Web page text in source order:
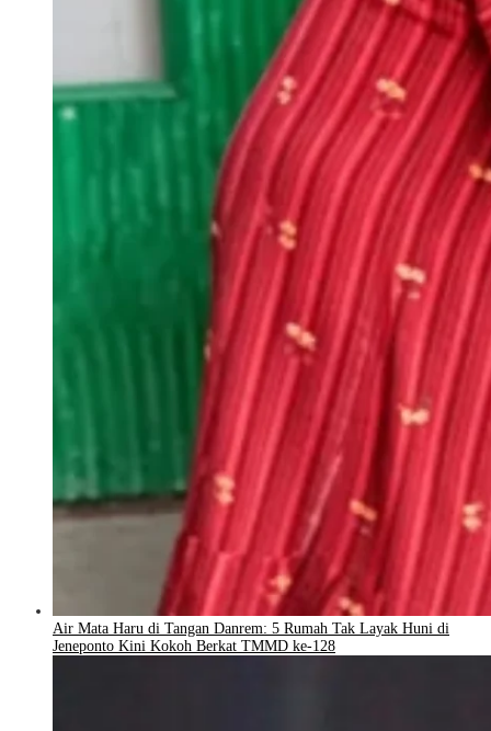
Air Mata Haru di Tangan Danrem: 5 Rumah Tak Layak Huni di
Jeneponto Kini Kokoh Berkat TMMD ke-128